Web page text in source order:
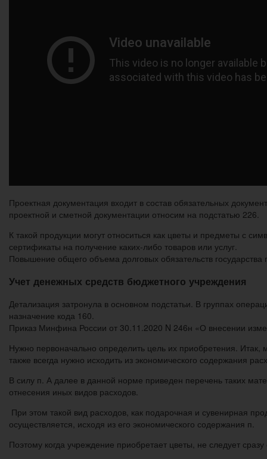
Проектная документация входит в состав обязательных
проектной и сметной документации относим на подстатью 226.
К такой продукции могут относиться как цветы и предметы с
сертификаты на получение каких-либо товаров или услуг.
Повышение общего объема долговых обязательств
Учет денежных средств бюджетного учреждения
Детализация затронула в основном подстатьи. В группах
назначение кода 160.
Приказ Минфина России от 30.11.2020 N 246н «О внесении
Нужно первоначально определить цель их приобретения.
также всегда нужно исходить из экономического содержания
В силу п. А далее в данной норме приведен перечень таких
отнесения иных видов расходов.
При этом такой вид расходов, как подарочная и сувенирная
осуществляется, исходя из его экономического содержания п.
Поэтому когда учреждение приобретает цветы, не следует